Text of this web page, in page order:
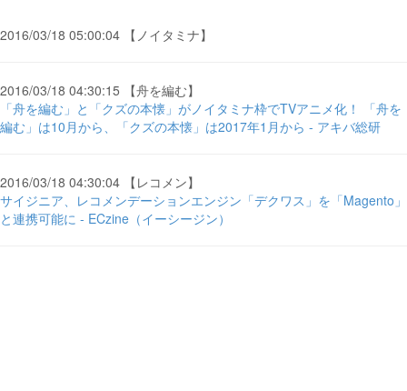
2016/03/18 05:00:04 【ノイタミナ】
2016/03/18 04:30:15 【舟を編む】
「舟を編む」と「クズの本懐」がノイタミナ枠でTVアニメ化！ 「舟を
編む」は10月から、「クズの本懐」は2017年1月から - アキバ総研
2016/03/18 04:30:04 【レコメン】
サイジニア、レコメンデーションエンジン「デクワス」を「Magento」
と連携可能に - ECzine（イーシージン）